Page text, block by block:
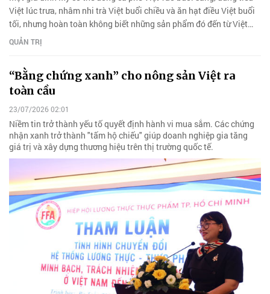
Việt lúc trưa, nhâm nhi trà Việt buổi chiều và ăn hạt điều Việt buổi
tối, nhưng hoàn toàn không biết những sản phẩm đó đến từ Việt
Nam.
QUẢN TRỊ
“Bằng chứng xanh” cho nông sản Việt ra
toàn cầu
23/07/2026 02:01
Niềm tin trở thành yếu tố quyết định hành vi mua sắm. Các chứng
nhận xanh trở thành "tấm hộ chiếu" giúp doanh nghiệp gia tăng
giá trị và xây dựng thương hiệu trên thị trường quốc tế.